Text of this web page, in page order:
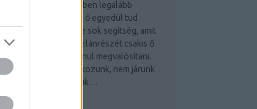
rádöbben az életében legalább
hogy van, amit csak ő egyedül tud
Van körülötte sok segítség, amit
de a dolog oroszlánrészét csakis ő
képes jól és hibátlanul megvalósítani.
másokra hagyatkozunk, nem járunk
mert csak mi tehetjük…